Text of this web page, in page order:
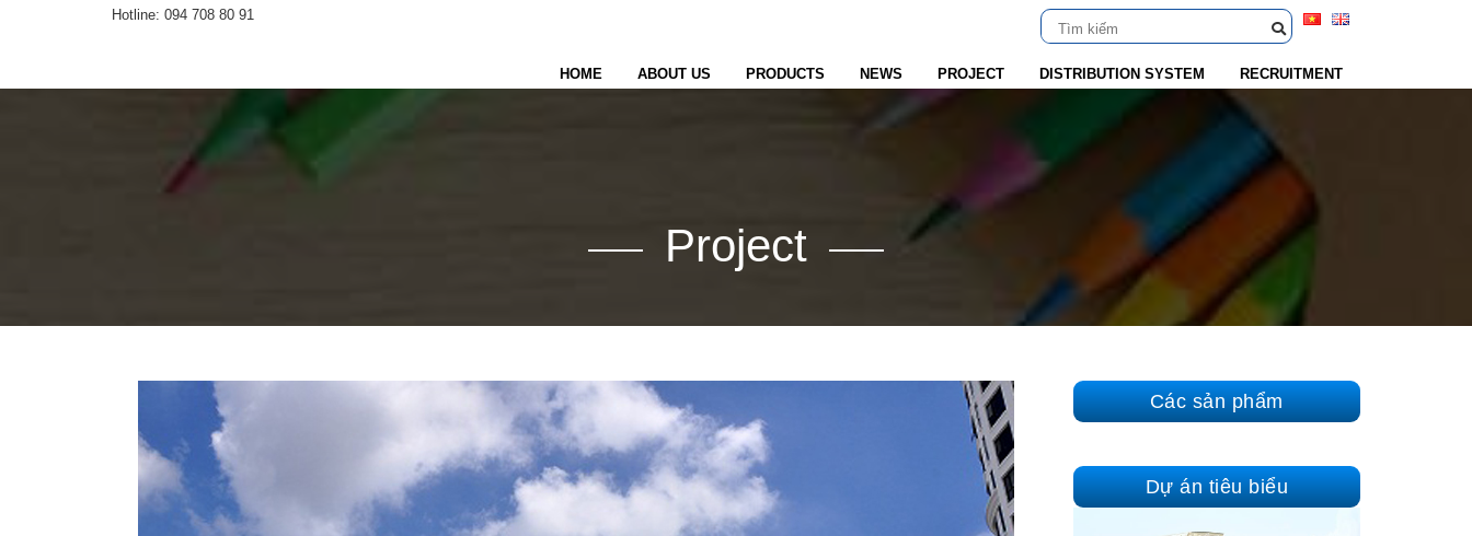
Hotline: 094 708 80 91
HOME ABOUT US PRODUCTS NEWS PROJECT DISTRIBUTION SYSTEM RECRUITMENT
Project
Các sản phẩm
Dự án tiêu biểu